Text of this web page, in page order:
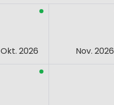
Okt. 2026 Nov. 2026